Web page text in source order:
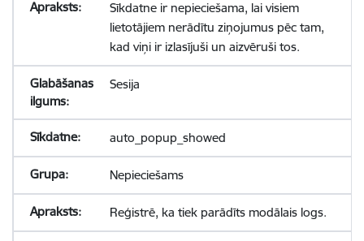
Sīkdatne ir nepieciešama, lai visiem
lietotājiem nerādītu ziņojumus pēc tam,
kad viņi ir izlasījuši un aizvēruši tos.
Sesija
auto_popup_showed
Nepieciešams
Reģistrē, ka tiek parādīts modālais logs.